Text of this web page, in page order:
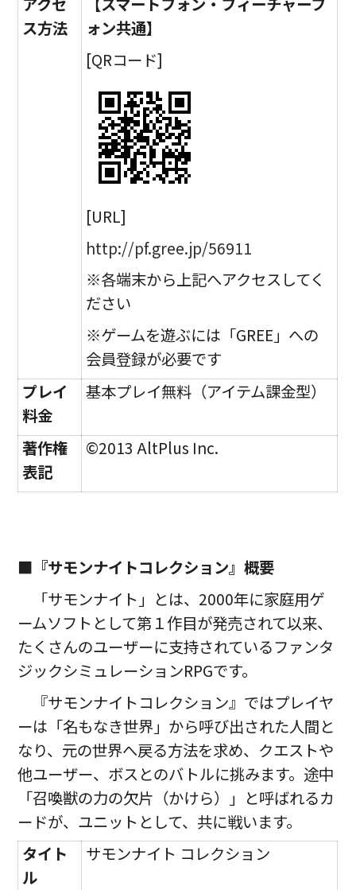
ス方法
ォン共通】
[QRコード]
[URL]
http://pf.gree.jp/56911
※各端末から上記へアクセスしてく
ださい
※ゲームを遊ぶには「GREE」への
会員登録が必要です
プレイ
料金
基本プレイ無料（アイテム課金型）
著作権
表記
©2013 AltPlus Inc.
■『サモンナイトコレクション』概要
「サモンナイト」とは、2000年に家庭用ゲ
ームソフトとして第１作目が発売されて以来、
たくさんのユーザーに支持されているファンタ
ジックシミュレーションRPGです。
『サモンナイトコレクション』ではプレイヤ
ーは「名もなき世界」から呼び出された人間と
なり、元の世界へ戻る方法を求め、クエストや
他ユーザー、ボスとのバトルに挑みます。途中
「召喚獣の力の欠片（かけら）」と呼ばれるカ
ードが、ユニットとして、共に戦います。
タイト
ル
サモンナイト コレクション